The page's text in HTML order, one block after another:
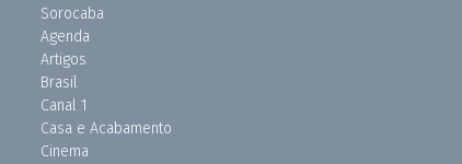
Sorocaba
Agenda
Artigos
Brasil
Canal 1
Casa e Acabamento
Cinema